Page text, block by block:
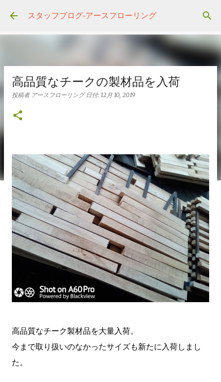
スキップしてメイン コンテンツに移動
スタッフブログ‐アースフローリング
高品質なチークの製材品を入荷
投稿者 アースフローリング 日付: 12月 10, 2019
高品質なチーク製材品を大量入荷。
今まで取り扱いのなかったサイズも新たに入荷しまし
た。